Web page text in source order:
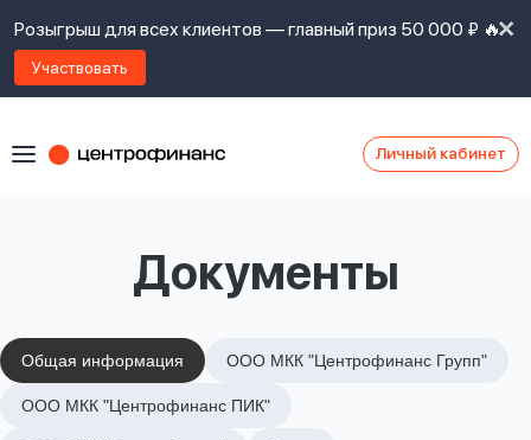
Розыгрыш для всех клиентов — главный приз 50 000 ₽ 🔥
Участвовать
Личный кабинет
Документы
Общая информация ООО МКК "Центрофинанс Групп"
ООО МКК "Центрофинанс ПИК"
ознакомлен
предоставления
займов,
политикой
сайта,